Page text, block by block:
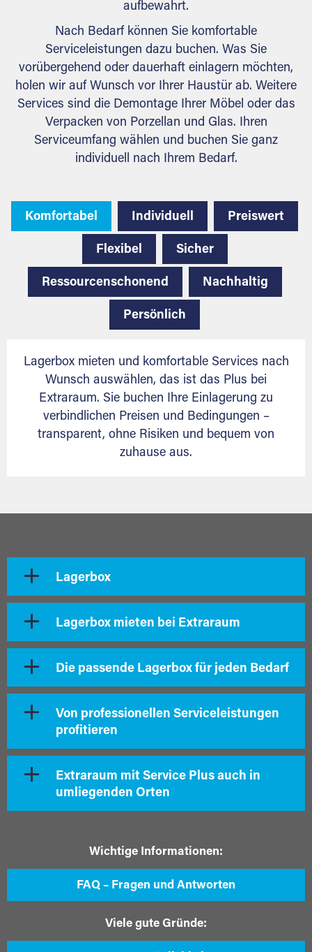
aufbewahrt.
Nach Bedarf können Sie komfortable
Serviceleistungen dazu buchen. Was Sie
vorübergehend oder dauerhaft einlagern möchten,
holen wir auf Wunsch vor Ihrer Haustür ab. Weitere
Services sind die Demontage Ihrer Möbel oder das
Verpacken von Porzellan und Glas. Ihren
Serviceumfang wählen und buchen Sie ganz
individuell nach Ihrem Bedarf.
Komfortabel Individuell Preiswert
Flexibel Sicher
Ressourcenschonend Nachhaltig
Persönlich
Lagerbox mieten und komfortable Services nach
Wunsch auswählen, das ist das Plus bei
Extraraum. Sie buchen Ihre Einlagerung zu
verbindlichen Preisen und Bedingungen –
transparent, ohne Risiken und bequem von
zuhause aus.
Lagerbox
Lagerbox mieten bei Extraraum
Die passende Lagerbox für jeden Bedarf
Von professionellen Serviceleistungen
profitieren
Extraraum mit Service Plus auch in
umliegenden Orten
Wichtige Informationen:
FAQ – Fragen und Antworten
Viele gute Gründe: